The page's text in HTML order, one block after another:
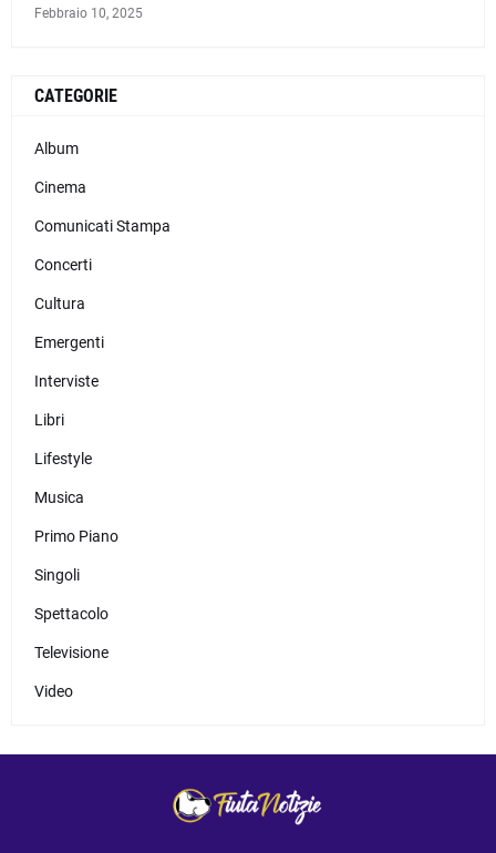
Febbraio 10, 2025
CATEGORIE
Album
Cinema
Comunicati Stampa
Concerti
Cultura
Emergenti
Interviste
Libri
Lifestyle
Musica
Primo Piano
Singoli
Spettacolo
Televisione
Video